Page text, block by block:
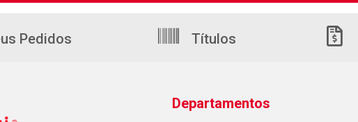
Pedidos Títulos
Departamentos